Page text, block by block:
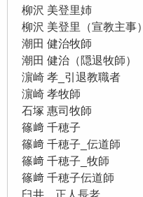
柳沢 美登里姉
柳沢 美登里（宣教主事）
潮田 健治牧師
潮田 健治（隠退牧師）
濵崎 孝_引退教職者
濵崎 孝牧師
石塚 惠司牧師
篠﨑 千穂子
篠﨑 千穂子_伝道師
篠﨑 千穂子_牧師
篠﨑 千穂子伝道師
臼井 正人長老